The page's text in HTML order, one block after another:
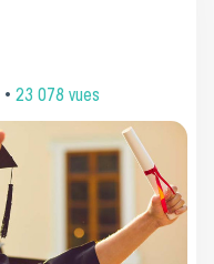
• 23 078 vues